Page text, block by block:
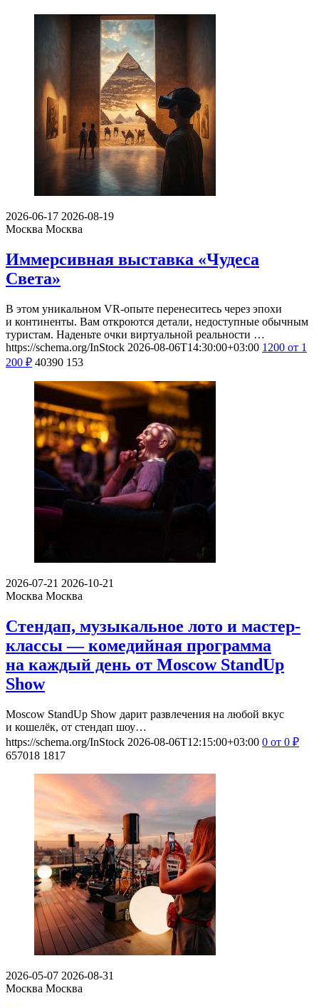
2026-06-17 2026-08-19
Москва Москва
Иммерсивная выставка «Чудеса
Света»
В этом уникальном VR-опыте перенеситесь через эпохи
и континенты. Вам откроются детали, недоступные обычным
туристам. Наденьте очки виртуальной реальности …
https://schema.org/InStock 2026-08-06T14:30:00+03:00 1200 от 1
200 ₽ 40390 153
2026-07-21 2026-10-21
Москва Москва
Стендап, музыкальное лото и мастер-
классы — комедийная программа
на каждый день от Moscow StandUp
Show
Moscow StandUp Show дарит развлечения на любой вкус
и кошелёк, от стендап шоу…
https://schema.org/InStock 2026-08-06T12:15:00+03:00 0 от 0 ₽
657018 1817
2026-05-07 2026-08-31
Москва Москва